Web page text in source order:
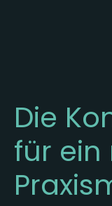
Die
für